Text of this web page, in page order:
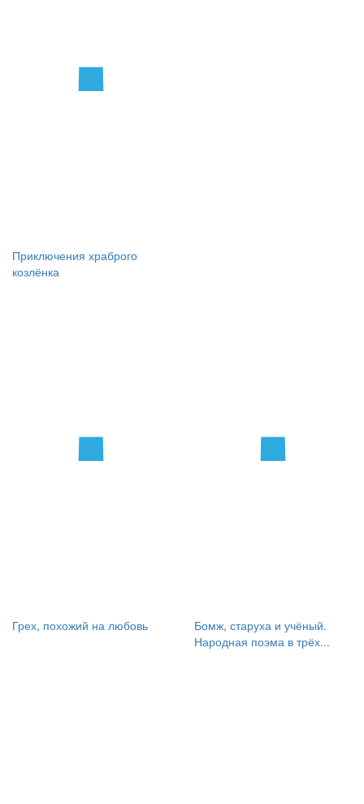
Приключения храброго
козлёнка
Грех, похожий на любовь
Бомж, старуха и учёный.
Народная поэма в трёх...